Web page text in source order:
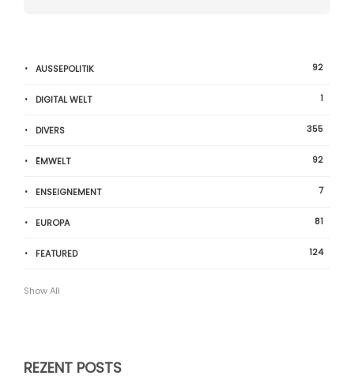
AUSSEPOLITIK 92
DIGITAL WELT 1
DIVERS 355
ËMWELT 92
ENSEIGNEMENT 7
EUROPA 81
FEATURED 124
Show All
REZENT POSTS